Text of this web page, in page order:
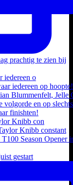
iedereen o
Knibb con
gestart